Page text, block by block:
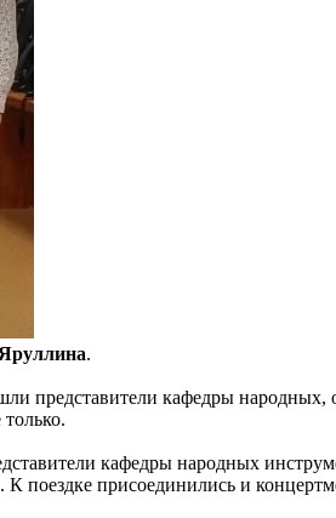
.
представители кафедры народных,
кафедры народных
К поездке присоединились и